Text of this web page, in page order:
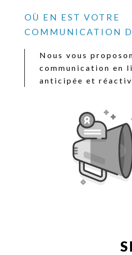
OÙ EN EST VOTRE
COMMUNICATION
Nous vous
communication en
anticipée et